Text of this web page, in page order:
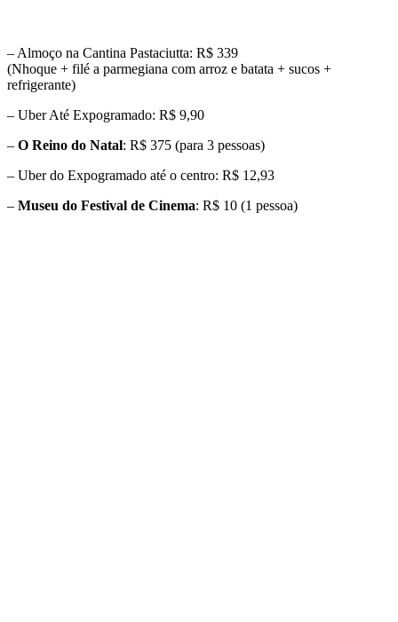
– Almoço na Cantina Pastaciutta: R$ 339
(Nhoque + filé a parmegiana com arroz e batata + sucos +
refrigerante)
– Uber Até Expogramado: R$ 9,90
– O Reino do Natal: R$ 375 (para 3 pessoas)
– Uber do Expogramado até o centro: R$ 12,93
– Museu do Festival de Cinema: R$ 10 (1 pessoa)